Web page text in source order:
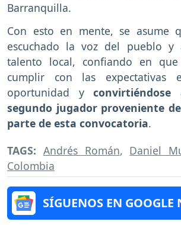
Barranquilla.
Con esto en mente, se asume
escuchado la voz del pueblo y
talento local, confiando en que
cumplir con las expectativas
oportunidad y
segundo jugador proveniente
parte de esta convocatoria.
TAGS: Andrés Román, Daniel
Colombia
SÍGUENOS EN GOOGLE